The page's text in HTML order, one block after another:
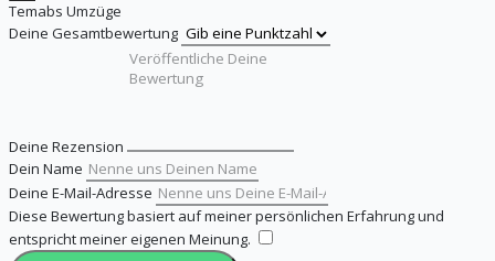
Temabs Umzüge
Deine Gesamtbewertung
Deine Rezension
Dein Name
Deine E-Mail-Adresse
Diese Bewertung basiert auf meiner persönlichen Erfahrung und
entspricht meiner eigenen Meinung.